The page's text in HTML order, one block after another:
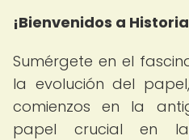
¡Bienvenidos a
Sumérgete en el
la evolución del
comienzos en la
papel crucial en